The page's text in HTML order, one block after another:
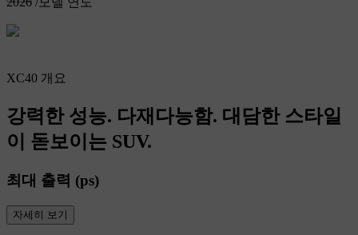
XC40 개요
강력한 성능. 다재다능함. 대담한 스타일
이 돋보이는 SUV.
최대 출력 (ps)
자세히 보기